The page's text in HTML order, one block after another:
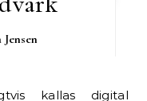
Jensen